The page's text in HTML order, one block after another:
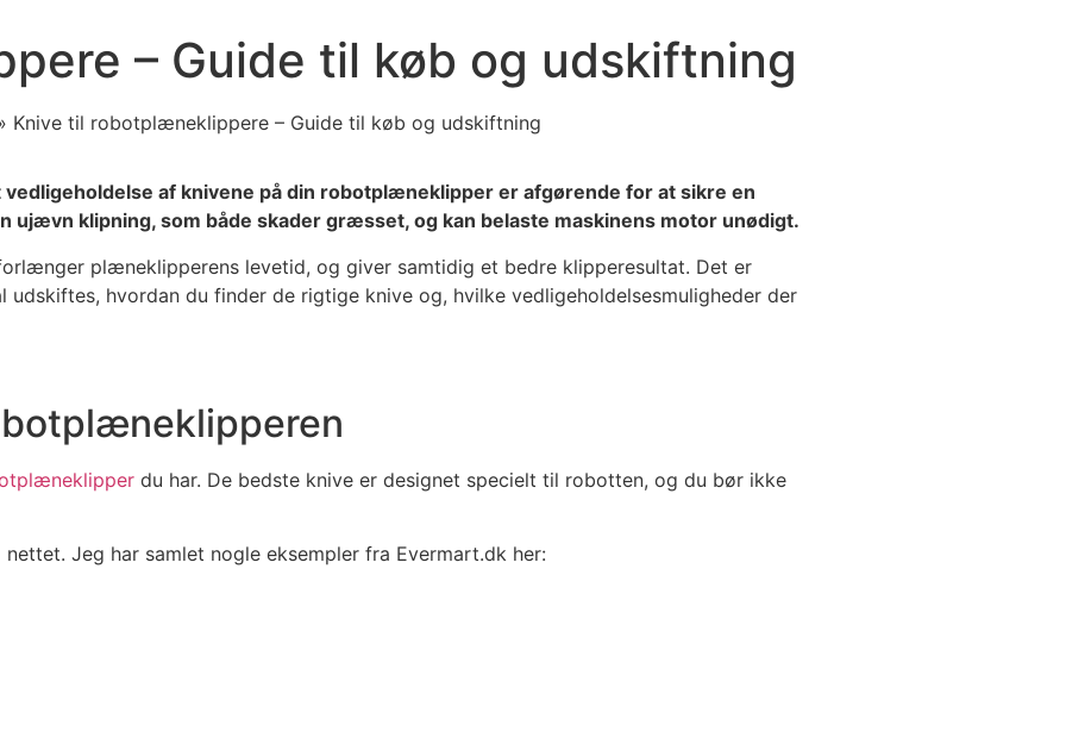
– Guide til køb og udskiftning
Knive til robotplæneklippere – Guide til køb og udskiftning
af knivene på din robotplæneklipper er afgørende for at sikre en
ujævn klipning, som både skader græsset, og kan belaste maskinens motor unødigt.
plæneklipperens levetid, og giver samtidig et bedre klipperesultat. Det er
hvordan du finder de rigtige knive og, hvilke vedligeholdelsesmuligheder der
du har. De bedste knive er designet specielt til robotten, og du bør ikke
Jeg har samlet nogle eksempler fra Evermart.dk her: